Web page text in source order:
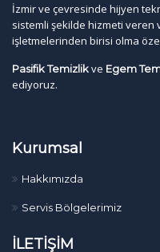
İzmir ve çevresinde hijyen
sistemli şekilde hizmeti veren
işletmelerinden birisi olma
Pasifik Temizlikve Egem
ediyoruz.
Kurumsal
Hakkımızda
Servis Bölgelerimiz
İLETİŞİM